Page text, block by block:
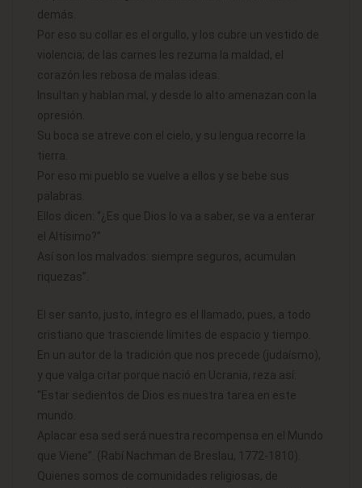
demás.
Por eso su collar es el orgullo, y los cubre un vestido de
violencia; de las carnes les rezuma la maldad, el
corazón les rebosa de malas ideas.
Insultan y hablan mal, y desde lo alto amenazan con la
opresión.
Su boca se atreve con el cielo, y su lengua recorre la
tierra.
Por eso mi pueblo se vuelve a ellos y se bebe sus
palabras.
Ellos dicen: “¿Es que Dios lo va a saber, se va a enterar
el Altísimo?”
Así son los malvados: siempre seguros, acumulan
riquezas”.
El ser santo, justo, íntegro es el llamado, pues, a todo
cristiano que trasciende límites de espacio y tiempo.
En un autor de la tradición que nos precede (judaísmo),
y que valga citar porque nació en Ucrania, reza así:
“Estar sedientos de Dios es nuestra tarea en este
mundo.
Aplacar esa sed será nuestra recompensa en el Mundo
que Viene”. (Rabí Nachman de Breslau, 1772-1810).
Quienes somos de comunidades religiosas, de